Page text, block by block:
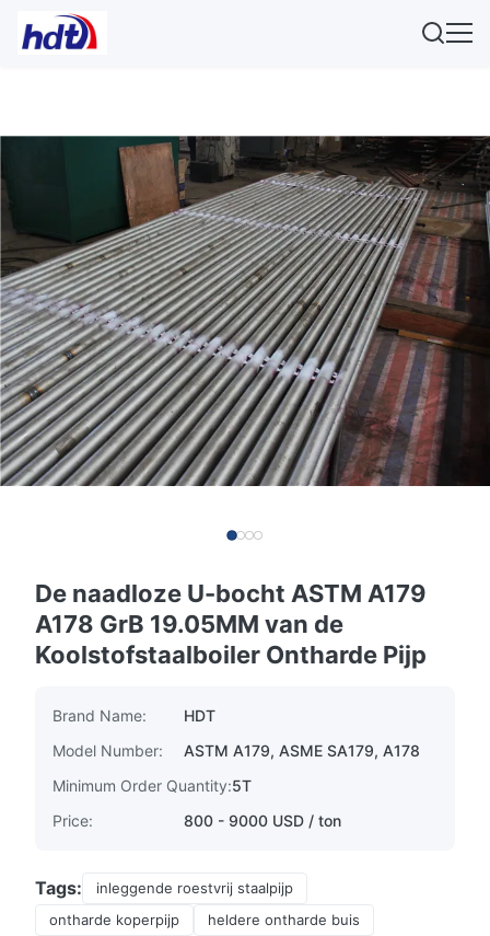
De naadloze U-bocht ASTM A179
A178 GrB 19.05MM van de
Koolstofstaalboiler Ontharde Pijp
Brand Name:
HDT
Model Number:
ASTM A179, ASME SA179, A178
Minimum Order Quantity:5T
Price:
800 - 9000 USD / ton
Tags:
inleggende roestvrij staalpijp
ontharde koperpijp
heldere ontharde buis